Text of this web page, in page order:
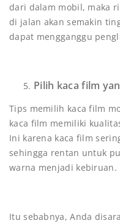
dari dalam mobil, maka
di jalan akan semakin
dapat mengganggu
Pilih kaca film
Tips memilih kaca film
kaca film memiliki
Ini karena kaca film
sehingga rentan untuk
warna menjadi kebiruan.
Itu sebabnya, Anda